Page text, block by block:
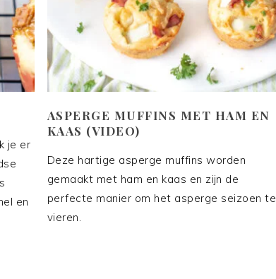
je er
en
ASPERGE MUFFINS MET HAM EN
KAAS (VIDEO)
Deze hartige asperge muffins worden
gemaakt met ham en kaas en zijn de
perfecte manier om het asperge seizoen te
vieren.